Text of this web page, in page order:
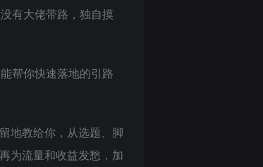
有大佬带路，独自摸
帮你快速落地的引路
地教给你，从选题、脚
为流量和收益发愁，加